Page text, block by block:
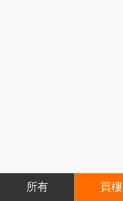
所有 買樓